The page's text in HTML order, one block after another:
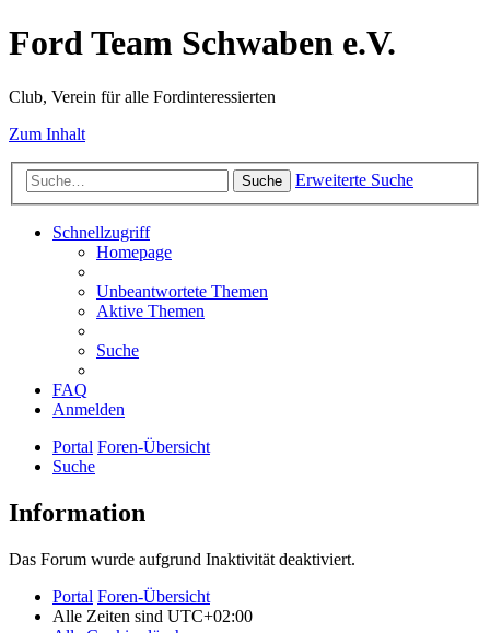
Ford Team Schwaben e.V.
Club, Verein für alle Fordinteressierten
Zum Inhalt
Suche Erweiterte Suche
Schnellzugriff
Homepage
Unbeantwortete Themen
Aktive Themen
Suche
FAQ
Anmelden
Portal Foren-Übersicht
Suche
Information
Das Forum wurde aufgrund Inaktivität deaktiviert.
Portal Foren-Übersicht
Alle Zeiten sind UTC+02:00